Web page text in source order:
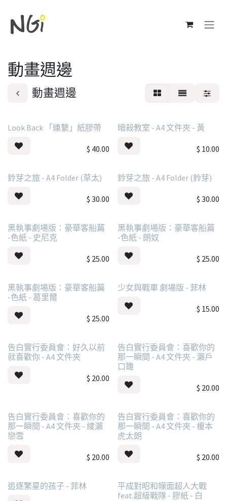
動畫週邊
動畫週邊
Look Back 「連繫」紙膠帶
$ 40.00
暗殺教室 - A4 文件夾 - 黃
$ 10.00
鈴芽之旅 - A4 Folder (草太)
$ 30.00
鈴芽之旅 - A4 Folder (鈴芽)
$ 30.00
黑執事劇場版：豪華客船篇
-色紙 - 史尼克
$ 25.00
黑執事劇場版：豪華客船篇
-色紙 - 朗奴
$ 25.00
黑執事劇場版：豪華客船篇
-色紙 - 葛里爾
$ 25.00
少女與戰車 劇場版 - 菲林
$ 15.00
告白實行委員會：好久以前
就喜歡你 - A4 文件夾
$ 20.00
告白實行委員會：喜歡你的
那一瞬間 - A4 文件夾 - 瀨戶
口雛
$ 20.00
告白實行委員會：喜歡你的
那一瞬間 - A4 文件夾 - 綾瀨
戀雪
$ 20.00
告白實行委員會：喜歡你的
那一瞬間 - A4 文件夾 - 榎本
虎太朗
$ 20.00
追逐繁星的孩子 - 菲林
平成對昭和幪面超人大戰
feat.超級戰隊 - 膠紙 - 白